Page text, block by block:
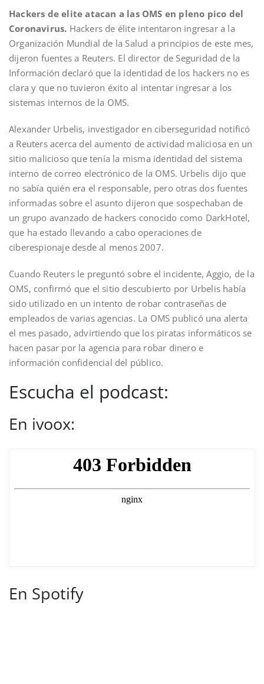
Hackers de elite atacan a las OMS en pleno pico del
Coronavirus. Hackers de élite intentaron ingresar a la
Organización Mundial de la Salud a principios de este mes,
dijeron fuentes a Reuters. El director de Seguridad de la
Información declaró que la identidad de los hackers no es
clara y que no tuvieron éxito al intentar ingresar a los
sistemas internos de la OMS.
Alexander Urbelis, investigador en ciberseguridad notificó
a Reuters acerca del aumento de actividad maliciosa en un
sitio malicioso que tenía la misma identidad del sistema
interno de correo electrónico de la OMS. Urbelis dijo que
no sabía quién era el responsable, pero otras dos fuentes
informadas sobre el asunto dijeron que sospechaban de
un grupo avanzado de hackers conocido como DarkHotel,
que ha estado llevando a cabo operaciones de
ciberespionaje desde al menos 2007.
Cuando Reuters le preguntó sobre el incidente, Aggio, de la
OMS, confirmó que el sitio descubierto por Urbelis había
sido utilizado en un intento de robar contraseñas de
empleados de varias agencias. La OMS publicó una alerta
el mes pasado, advirtiendo que los piratas informáticos se
hacen pasar por la agencia para robar dinero e
información confidencial del público.
Escucha el podcast:
En ivoox:
En Spotify